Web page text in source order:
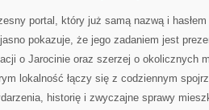
portal, który już samą nazwą i
pokazuje, że jego zadaniem jest
o Jarocinie oraz szerzej o okolicznych
lokalność łączy się z codziennym
historię i zwyczajne sprawy